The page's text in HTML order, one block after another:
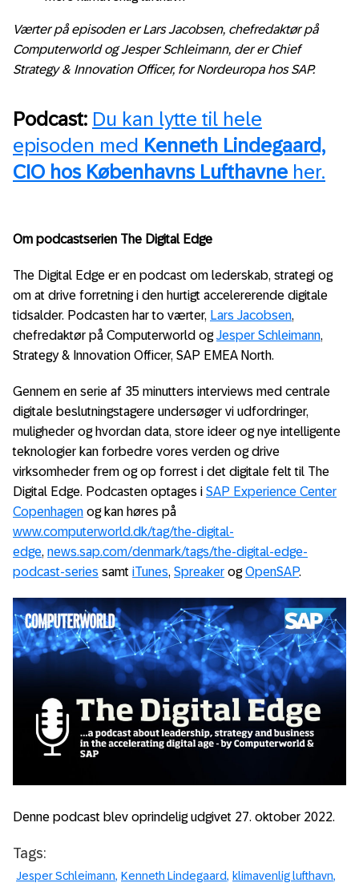
Værter på episoden er Lars Jacobsen, chefredaktør på
Computerworld og Jesper Schleimann, der er Chief
Strategy & Innovation Officer, for Nordeuropa hos SAP.
Podcast: Du kan lytte til hele
episoden med Kenneth Lindegaard,
CIO hos Københavns Lufthavne her.
Om podcastserien The Digital Edge
The Digital Edge er en podcast om lederskab, strategi og
om at drive forretning i den hurtigt accelererende digitale
tidsalder. Podcasten har to værter, Lars Jacobsen,
chefredaktør på Computerworld ogJesper Schleimann,
Strategy & Innovation Officer, SAP EMEA North.
Gennem en serie af 35 minutters interviews med centrale
digitale beslutningstagere undersøger vi udfordringer,
muligheder og hvordan data, store ideer og nye intelligente
teknologier kan forbedre vores verden og drive
virksomheder frem og op forrest i det digitale felt til The
Digital Edge. Podcasten optages i SAP Experience Center
Copenhagen og kan høres på
www.computerworld.dk/tag/the-digital-
edge, news.sap.com/denmark/tags/the-digital-edge-
podcast-series samt iTunes, Spreaker ogOpenSAP.
Denne podcast blev oprindelig udgivet 27. oktober 2022.
Tags:
Jesper Schleimann Kenneth Lindegaard
klimavenlig lufthavn